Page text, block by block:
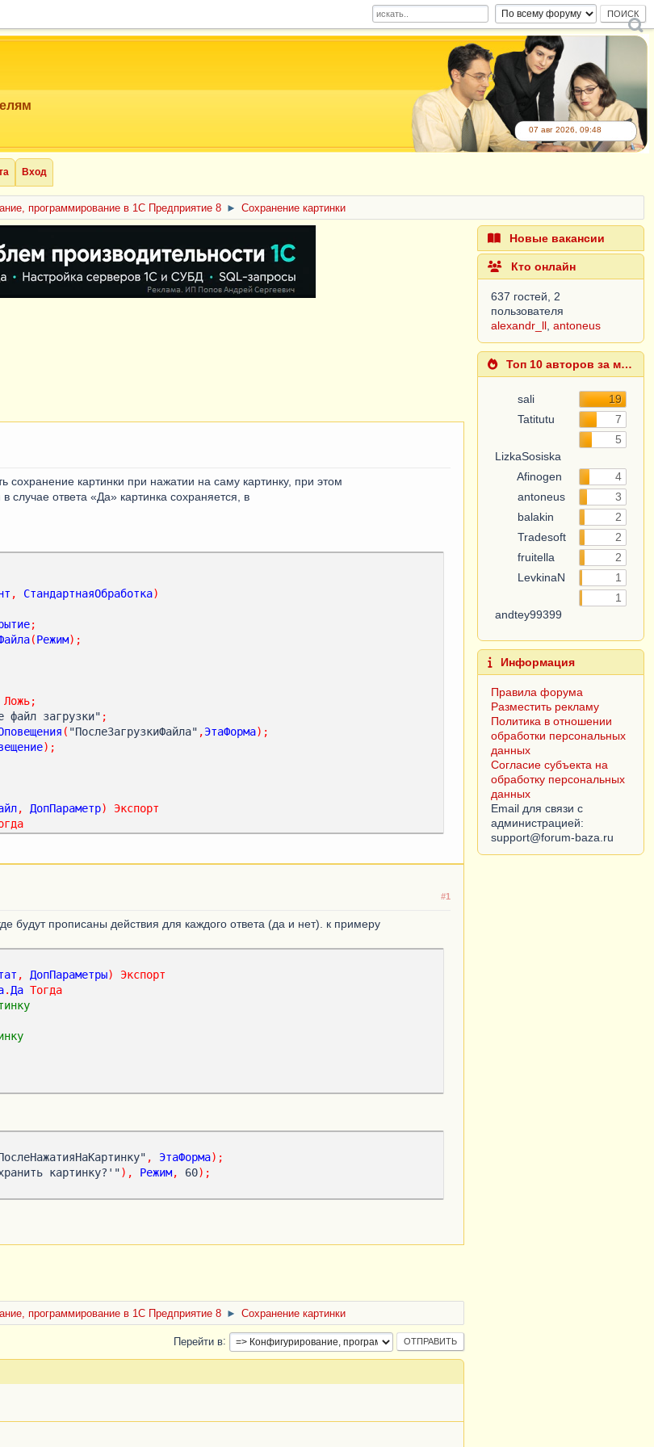
07 авг 2026, 09:48
Вход
программирование в 1С Предприятие 8 ► Сохранение картинки
сохранение картинки при нажатии на саму картинку, при этом
случае ответа «Да» картинка сохраняется, в
, СтандартнаяОбработка)
;
(Режим);
Ложь;
файл загрузки" ;
( "ПослеЗагрузкиФайла" ,ЭтаФорма);
);
, ДопПараметр)
Экспорт
("ПослеПомещенияФайла",ЭтаФорма);
Адрес,ВыбранноеИмяФайла, ДопПараметры) Экспорт
(ФайлКартинки);
(Объект.Ссылка,"Картинка"
#1
будут прописаны действия для каждого ответа (да и нет). к примеру
, ДопПараметры)
Экспорт
. Да Тогда
, ЭтаФорма);
картинку?'"), Режим, 60);
программирование в 1С Предприятие 8 ► Сохранение картинки
Перейти в
Новые вакансии
Кто онлайн
637 гостей, 2
пользователя
alexandr_ll ,antoneus
Топ 10 авторов за месяц
19
Tatitutu
7
5
Afinogen
antoneus
3
balakin
2
Tradesoft
2
fruitella
2
LevkinaN
1
andtey99399
1
Правила форума
Разместить рекламу
Политика в отношении
обработки персональных
данных
Согласие субъекта на
обработку персональных
данных
Email для связи с
администрацией: